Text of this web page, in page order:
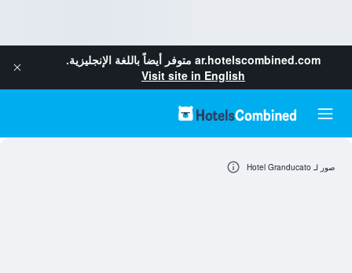
ar.hotelscombined.com متوفر أيضاً باللغة الإنجليزية.
Visit site in English
صور لـ Hotel Granducato